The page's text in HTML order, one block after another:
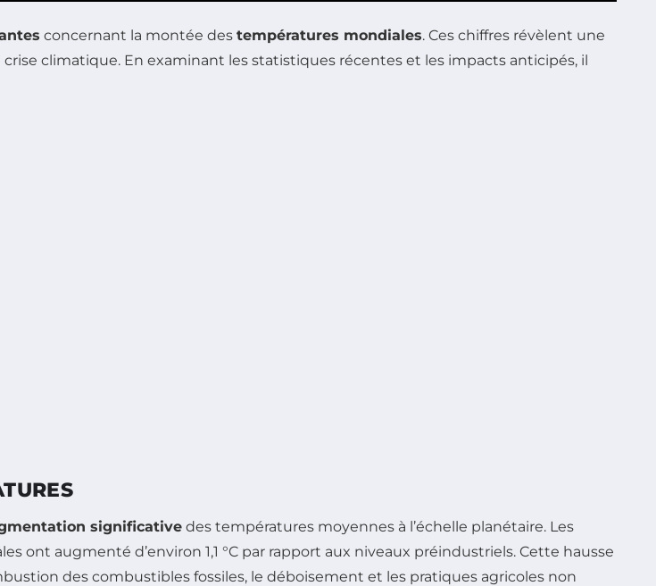
concernant la montée des températures mondiales. Ces chiffres révèlent une
climatique. En examinant les statistiques récentes et les impacts anticipés, il
significative des températures moyennes à l’échelle planétaire. Les
augmenté d’environ 1,1 °C par rapport aux niveaux préindustriels. Cette hausse
des combustibles fossiles, le déboisement et les pratiques agricoles non